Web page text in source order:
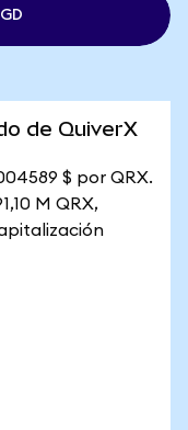
de QuiverX
$ por QRX.
M QRX,